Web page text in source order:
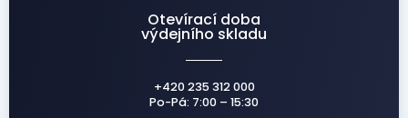
Otevírací doba
výdejního skladu
+420 235 312 000
Po-Pá: 7:00 – 15:30